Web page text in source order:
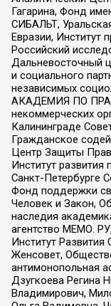
Гагарина, Фонд
СИБАЛЬТ,
Евразии, Институт
Российский
Дальневосточный
и социального
независимых
АКАДЕМИЯ ПО
некоммерческих
Калининграде
Гражданское
Центр Защиты
Институт
Санкт-Петербурге
Фонд поддержки
Человек и Закон,
наследия
агентство МЕМО.
Институт
Женсовет,
антимонопольная
Дзугкоева Регина
Владимирович,